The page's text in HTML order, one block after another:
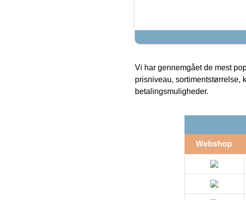
Vi har gennemgået de mest
prisniveau, sortimentstørrelse,
betalingsmuligheder.
Webshop